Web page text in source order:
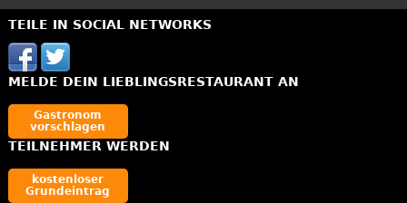
TEILE IN SOCIAL NETWORKS
MELDE DEIN LIEBLINGSRESTAURANT AN
Gastronom
vorschlagen
TEILNEHMER WERDEN
kostenloser
Grundeintrag